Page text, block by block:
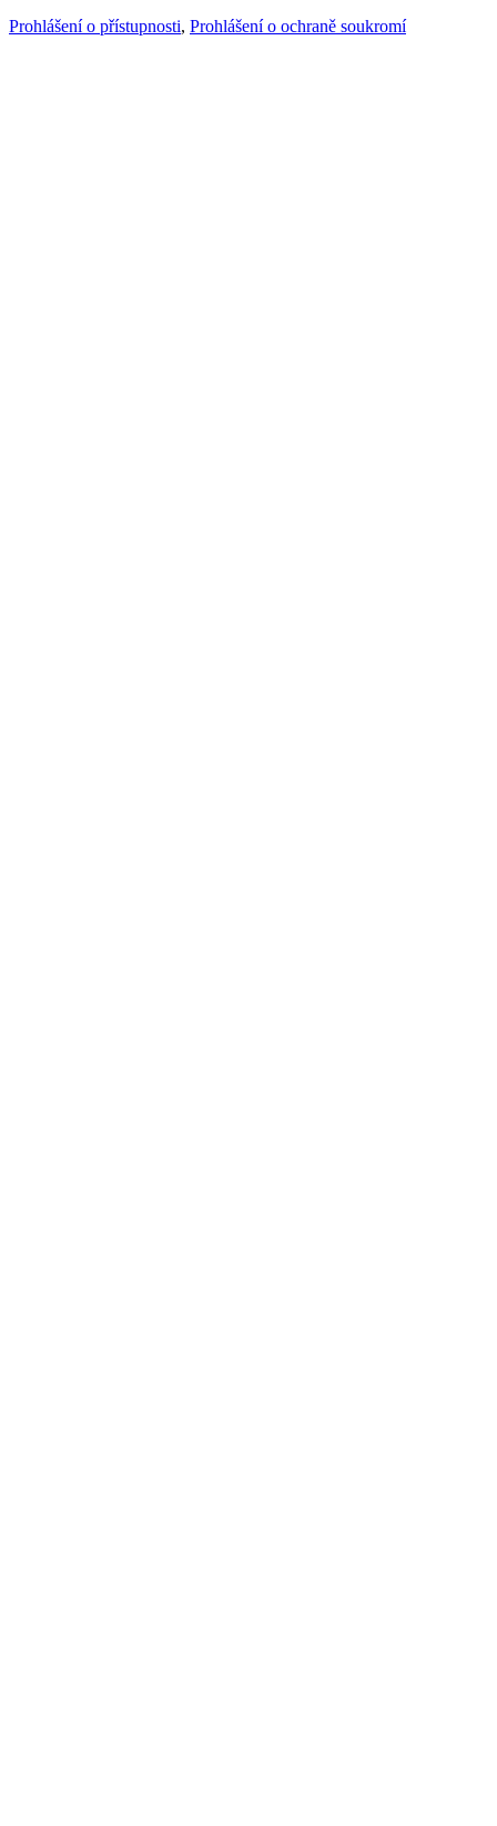
Prohlášení o přístupnosti, Prohlášení o ochraně soukromí